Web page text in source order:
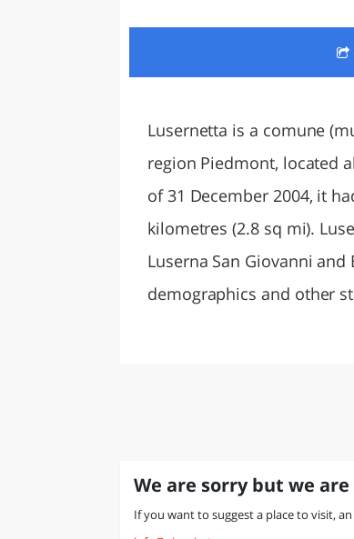
Lusernetta is a comune
region Piedmont, located
of 31 December 2004, it
kilometres (2.8 sq mi).
Luserna San Giovanni
demographics and other
We are sorry but we
If you want to suggest a place to visit,